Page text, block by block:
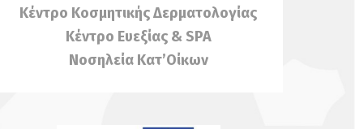
Κέντρο Κοσμητικής Δερματολογίας
Κέντρο Ευεξίας & SPA
Νοσηλεία Κατ’Οίκων